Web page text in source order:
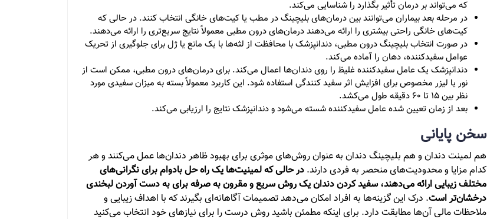
که می‌تواند بر درمان تأثیر بگذارد را شناسایی می‌کند.
در مرحله بعد بیماران می‌توانند بین درمان‌های بلیچینگ در مطب یا کیت‌های خانگی انتخاب کنند. در حالی که
کیت‌های خانگی راحتی بیشتری را ارائه می‌دهند درمان‌های درون مطبی معمولاً نتایج سریع‌تری را ارائه می‌دهند.
در صورت انتخاب بلیچینگ درون مطبی، دندانپزشک با محافظت از لثه‌ها با یک مانع یا ژل برای جلوگیری از تحریک
عوامل سفیدکننده، دهان را آماده می‌کند.
دندانپزشک یک عامل سفیدکننده غلیظ را روی دندان‌ها اعمال می‌کند. برای درمان‌های درون مطبی، ممکن است از
نور یا لیزر مخصوص برای افزایش اثر سفید کنندگی استفاده شود. این کاربرد معمولاً بسته به میزان سفیدی مورد
نظر بین 15 تا 60 دقیقه طول می‌کشد.
بعد از زمان تعیین شده عامل سفیدکننده شسته می‌شود و دندانپزشک نتایج را ارزیابی می‌کند.
سخن پایانی
هم لمینت دندان و هم بلیچینگ دندان به عنوان روش‌های موثری برای بهبود ظاهر دندان‌ها عمل می‌کنند و هر
کدام مزایا و محدودیت‌های منحصر به فردی دارند. در حالی که لمینیت‌ها یک راه حل بادوام برای نگرانی‌های
مختلف زیبایی ارائه می‌دهند، سفید کردن دندان یک روش سریع و مقرون به صرفه برای به دست آوردن لبخندی
درخشان‌تر است. درک این گزینه‌ها به افراد امکان می‌دهد تصمیمات آگاهانه‌ای بگیرند که با اهداف زیبایی و
ملاحظات مالی آن‌ها مطابقت دارد. برای اینکه مطمئن باشید روش درست را برای نیازهای خود انتخاب می‌کنید